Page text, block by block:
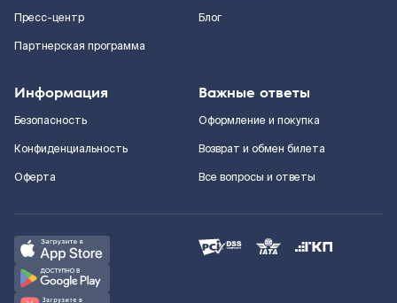
Пресс-центр
Партнерская программа
Блог
Информация
Безопасность
Конфиденциальность
Оферта
Важные ответы
Оформление и покупка
Возврат и обмен билета
Все вопросы и ответы